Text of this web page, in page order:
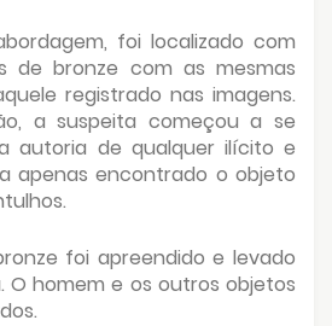
foi localizado com
de bronze com as mesmas
registrado nas imagens.
a suspeita começou a se
autoria de qualquer ilícito e
apenas encontrado o objeto
foi apreendido e levado
O homem e os outros objetos